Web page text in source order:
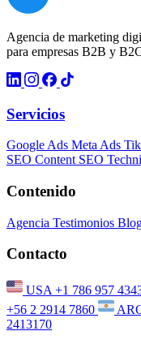
Agencia de marketing
para empresas B2B y
Servicios
Google Ads Meta Ads
SEO Content SEO
Contenido
Agencia Testimonios
Contacto
USA +1 786 957
+56 2 2914 7860
2413170